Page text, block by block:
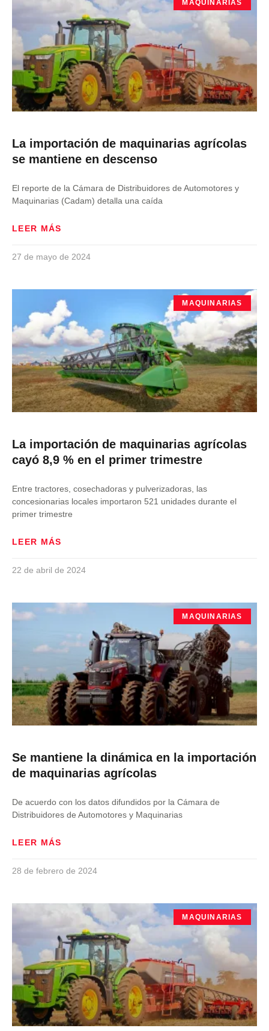
MAQUINARIAS
La importación de maquinarias agrícolas
se mantiene en descenso
El reporte de la Cámara de Distribuidores de Automotores y
Maquinarias (Cadam) detalla una caída
LEER MÁS
27 de mayo de 2024
MAQUINARIAS
La importación de maquinarias agrícolas
cayó 8,9 % en el primer trimestre
Entre tractores, cosechadoras y pulverizadoras, las
concesionarias locales importaron 521 unidades durante el
primer trimestre
LEER MÁS
22 de abril de 2024
MAQUINARIAS
Se mantiene la dinámica en la importación
de maquinarias agrícolas
De acuerdo con los datos difundidos por la Cámara de
Distribuidores de Automotores y Maquinarias
LEER MÁS
28 de febrero de 2024
MAQUINARIAS